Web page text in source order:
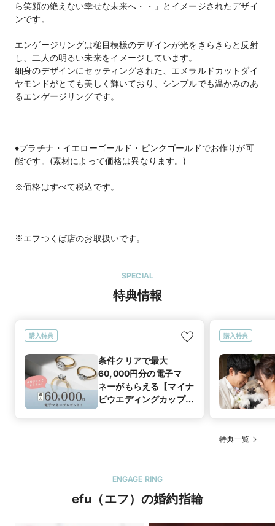
ら笑顔の絶えない幸せな未来へ・・」とイメージされたデザイ
ンです。
エンゲージリングは槌目模様のデザインが光をきらきらと反射
し、二人の明るい未来をイメージしています。
細身のデザインにセッティングされた、エメラルドカットダイ
ヤモンドがとても美しく輝いており、シンプルでも温かみのあ
るエンゲージリングです。
♦プラチナ・イエローゴールド・ピンクゴールドでお作りが可
能です。(素材によって価格は異なります。)
※価格はすべて税込です。
※エフつくば店のお取扱いです。
SPECIAL
特典情報
購入特典
条件クリアで最大
60,000円分の電子マ
ネーがもらえる【マイナ
ビウエディングカップル
購入特典
特典一覧
ENGAGE RING
efu（エフ）の婚約指輪